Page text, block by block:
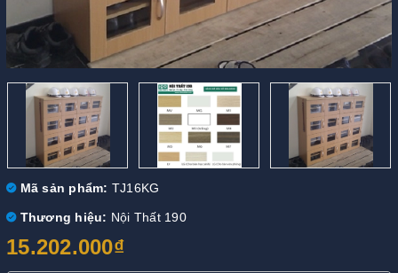
Mã sản phẩm: TJ16KG
Thương hiệu: Nội Thất 190
15.202.000₫